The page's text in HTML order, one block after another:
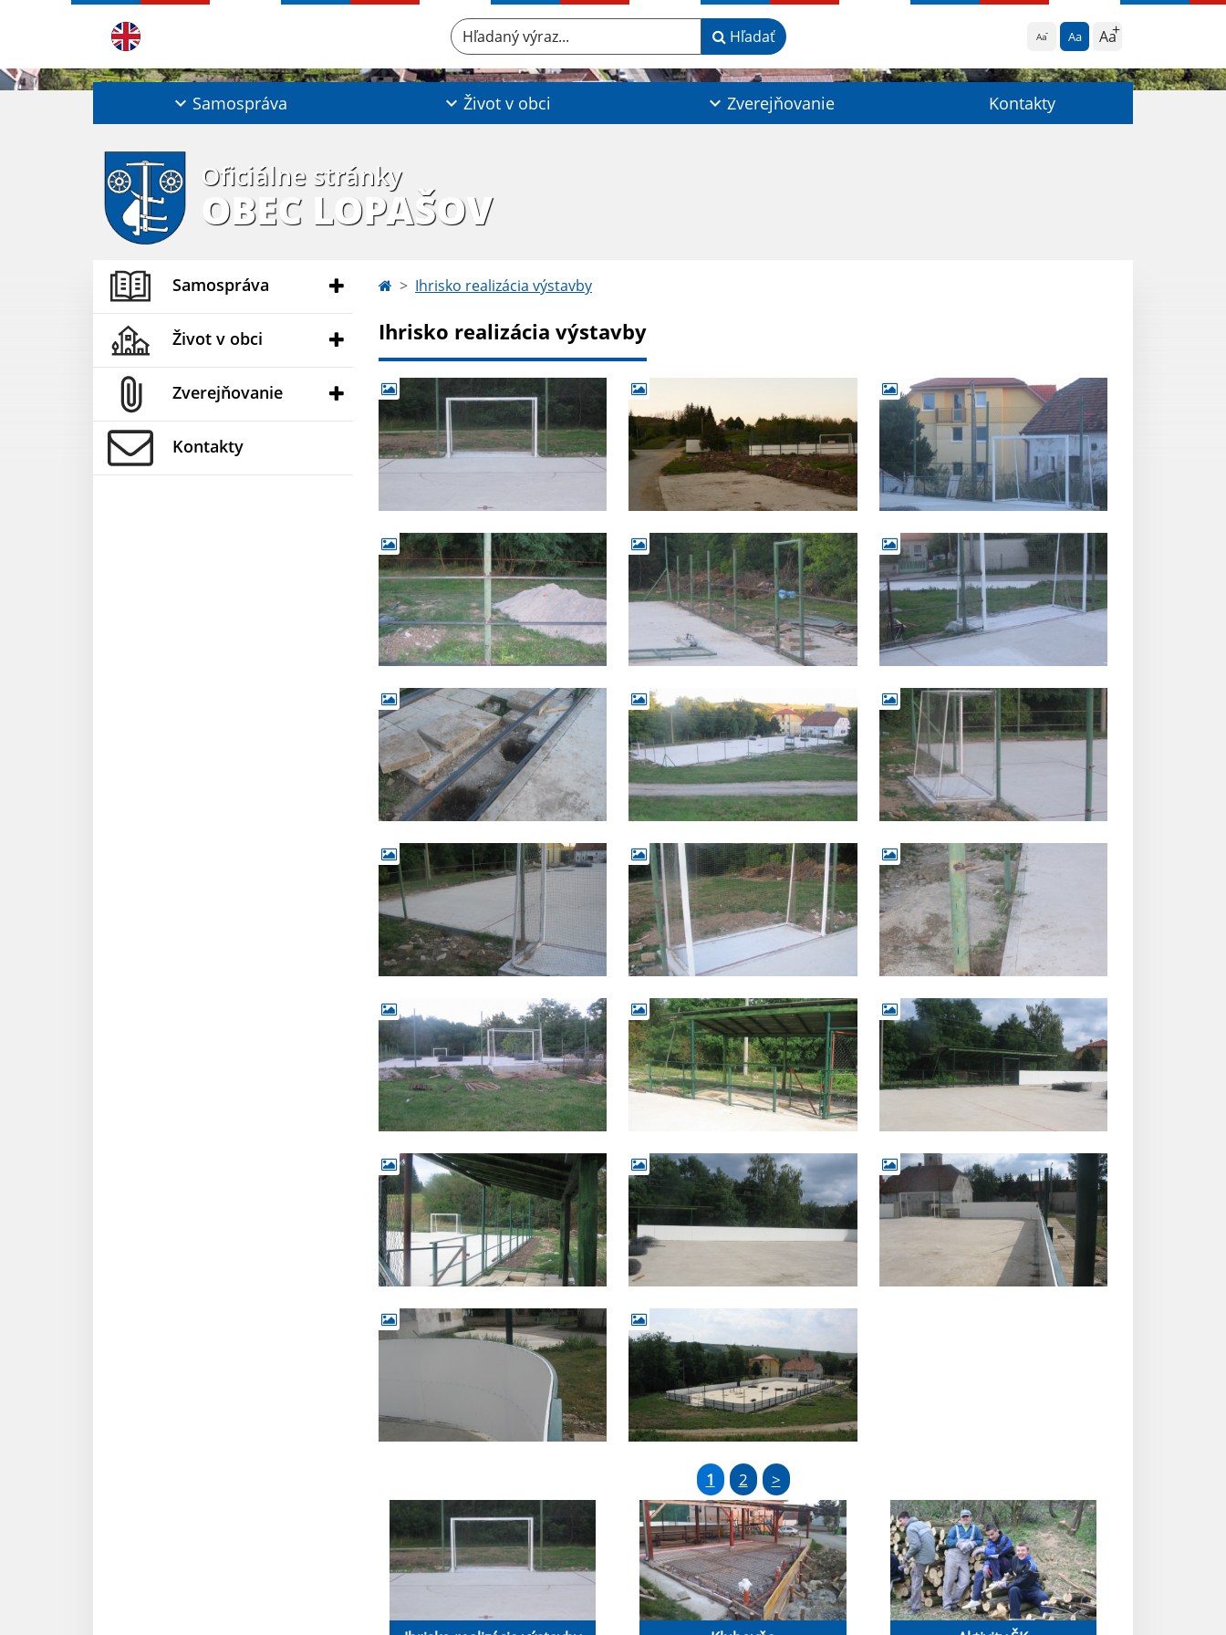
Aa Aa Aa
Hľadaný výraz... Hľadať
Samospráva Život v obci Zverejňovanie Kontakty
Oficiálne stránky
OBEC LOPAŠOV
Samospráva
Život v obci
Zverejňovanie
Kontakty
Ihrisko realizácia výstavby
Ihrisko realizácia výstavby
1 2 >